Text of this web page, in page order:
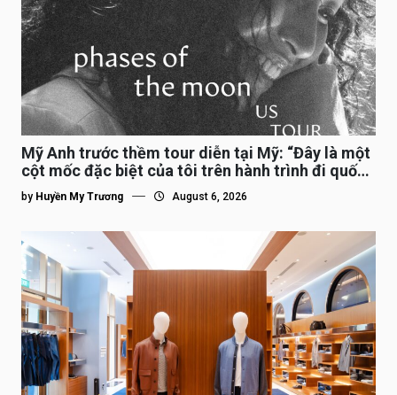
Mỹ Anh trước thềm tour diễn tại Mỹ: “Đây là một
cột mốc đặc biệt của tôi trên hành trình đi quốc
tế”
by Huyền My Trương August 6, 2026